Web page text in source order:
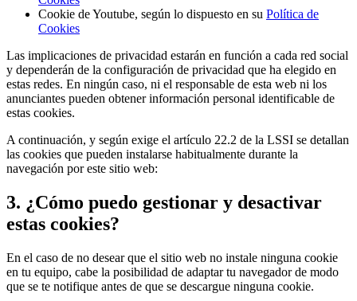
Cookie de Youtube, según lo dispuesto en su Política de
Cookies
Las implicaciones de privacidad estarán en función a cada red social
y dependerán de la configuración de privacidad que ha elegido en
estas redes. En ningún caso, ni el responsable de esta web ni los
anunciantes pueden obtener información personal identificable de
estas cookies.
A continuación, y según exige el artículo 22.2 de la LSSI se detallan
las cookies que pueden instalarse habitualmente durante la
navegación por este sitio web:
3. ¿Cómo puedo gestionar y desactivar
estas cookies?
En el caso de no desear que el sitio web no instale ninguna cookie
en tu equipo, cabe la posibilidad de adaptar tu navegador de modo
que se te notifique antes de que se descargue ninguna cookie.